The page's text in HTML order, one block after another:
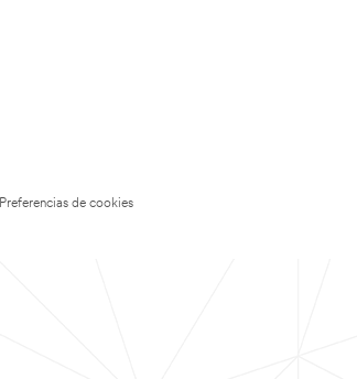
Preferencias de cookies